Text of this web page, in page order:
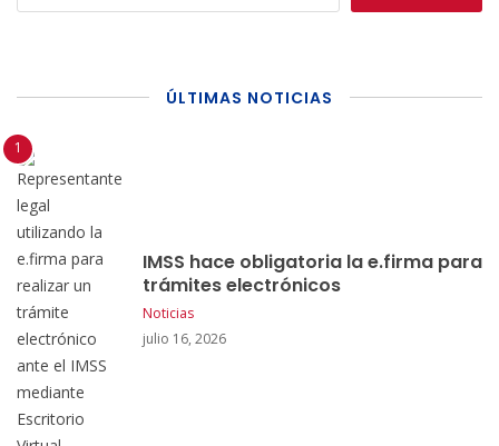
ÚLTIMAS NOTICIAS
IMSS hace obligatoria la e.firma para
trámites electrónicos
Noticias
julio 16, 2026